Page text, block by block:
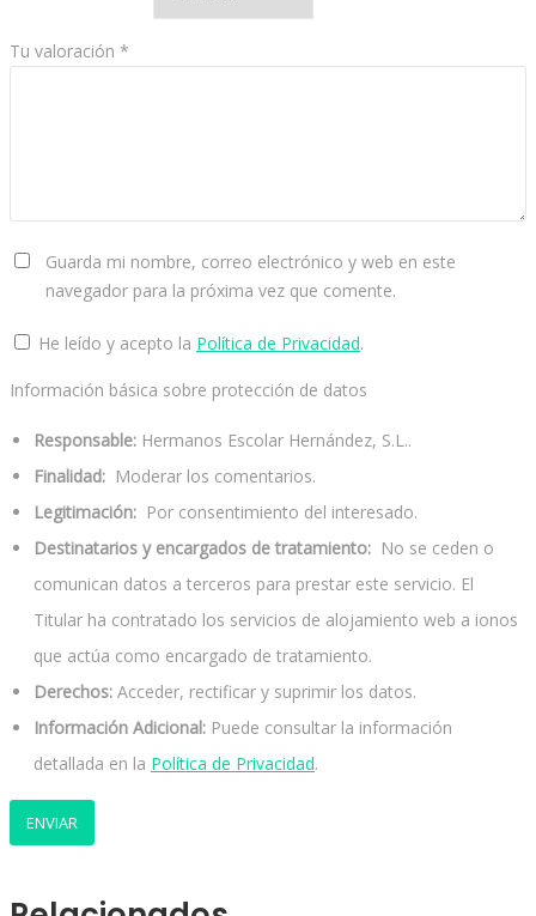
Tu valoración *
Guarda mi nombre, correo electrónico y web en este
navegador para la próxima vez que comente.
He leído y acepto la Política de Privacidad.
Información básica sobre protección de datos
Responsable: Hermanos Escolar Hernández, S.L..
Finalidad: Moderar los comentarios.
Legitimación: Por consentimiento del interesado.
Destinatarios y encargados de tratamiento: No se ceden o
comunican datos a terceros para prestar este servicio. El
Titular ha contratado los servicios de alojamiento web a ionos
que actúa como encargado de tratamiento.
Derechos: Acceder, rectificar y suprimir los datos.
Información Adicional: Puede consultar la información
detallada en la Política de Privacidad.